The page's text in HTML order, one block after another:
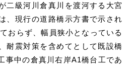
二級河川倉真川を渡河する大宮
、現行の道路橋示方書で示され
おらず、幅員狭小となっている
耐震対策を含めてとして既設橋
事中の倉真川右岸A1橋台工であ